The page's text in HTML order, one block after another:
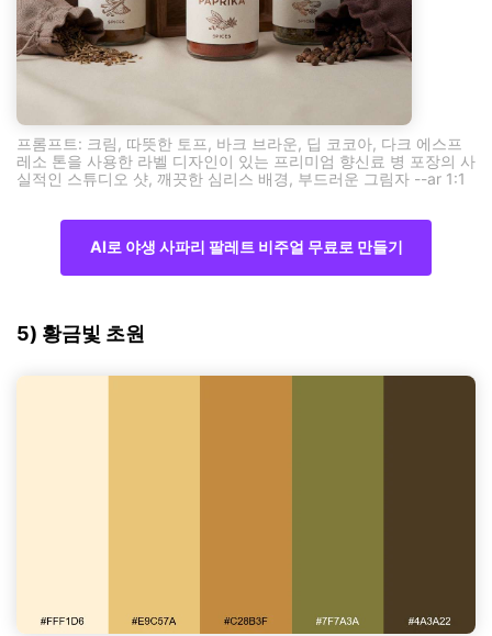
프롬프트: 크림, 따뜻한 토프, 바크 브라운, 딥 코코아, 다크 에스프
레소 톤을 사용한 라벨 디자인이 있는 프리미엄 향신료 병 포장의 사
실적인 스튜디오 샷, 깨끗한 심리스 배경, 부드러운 그림자 --ar 1:1
AI로 야생 사파리 팔레트 비주얼 무료로 만들기
5) 황금빛 초원